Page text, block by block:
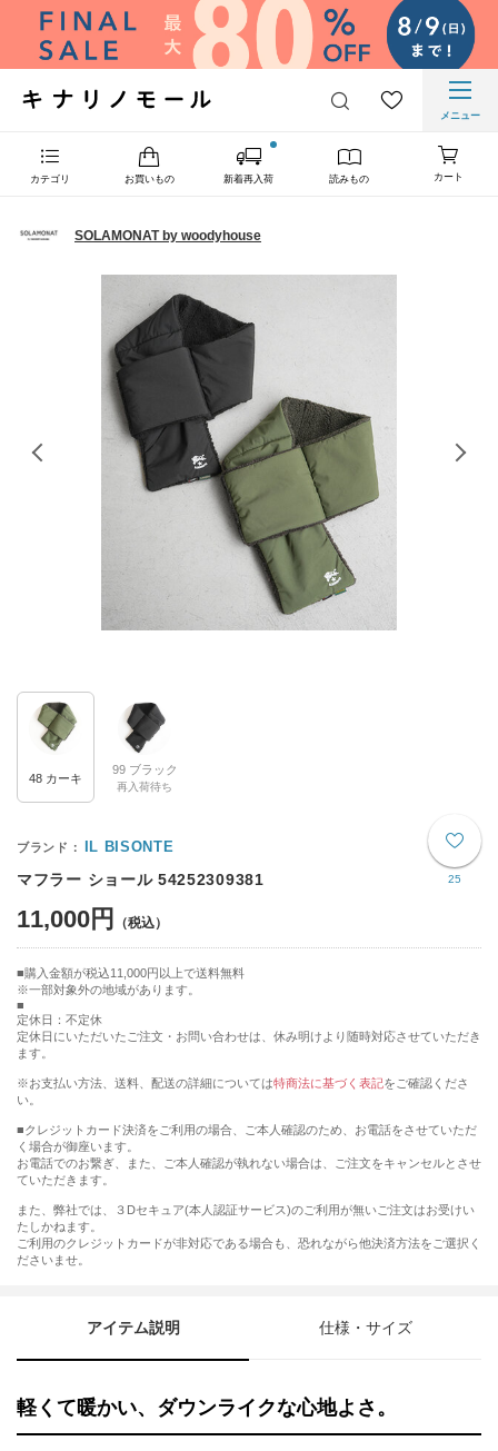
メニュー
カテゴリ お買いもの 新着再入荷 読みもの カート
SOLAMONAT by woodyhouse
48 カーキ
99 ブラック
再入荷待ち
25
IL BISONTE
マフラー ショール 54252309381
11,000円
購入金額が税込11,000円以上で送料無料
※一部対象外の地域があります。
定休日：不定休
定休日にいただいたご注文・お問い合わせは、休み明けより随時対応させていただき
ます。
※お支払い方法、送料、配送の詳細については特商法に基づく表記をご確認くださ
い。
■クレジットカード決済をご利用の場合、ご本人確認のため、お電話をさせていただ
く場合が御座います。
お電話でのお繋ぎ、また、ご本人確認が執れない場合は、ご注文をキャンセルとさせ
ていただきます。
また、弊社では、３Dセキュア(本人認証サービス)のご利用が無いご注文はお受けい
たしかねます。
ご利用のクレジットカードが非対応である場合も、恐れながら他決済方法をご選択く
ださいませ。
アイテム説明 仕様・サイズ
軽くて暖かい、ダウンライクな心地よさ。